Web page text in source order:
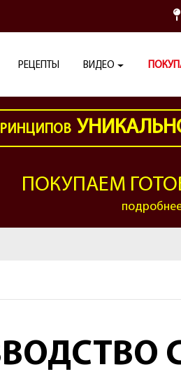
РЕЦЕПТЫ ВИДЕО
ПОКУПАЕМ